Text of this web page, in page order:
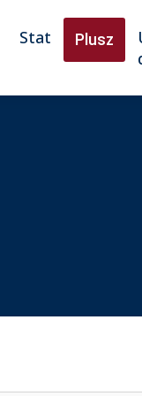
Stat Plusz